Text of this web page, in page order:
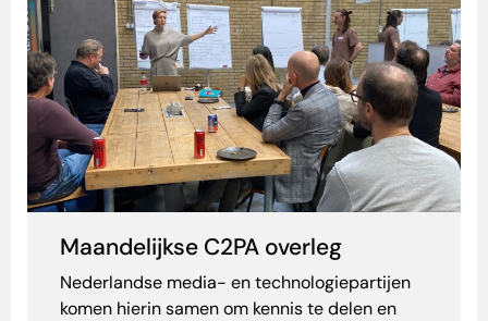
Maandelijkse C2PA overleg
Nederlandse media- en technologiepartijen
komen hierin samen om kennis te delen en